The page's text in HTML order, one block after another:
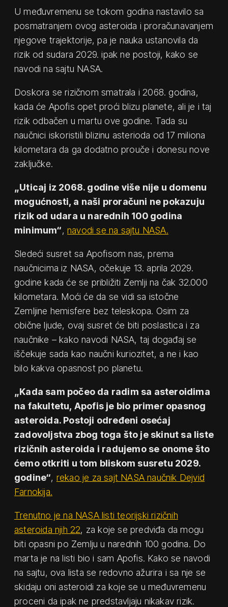
U međuvremenu se tokom godina nastavilo sa
posmatranjem ovog asteroida i proračunavanjem
njegove trajektorije, pa je nauka ustanovila da
rizik od sudara 2029. ipak ne postoji, kako se
navodi na sajtu NASA.
Doskora se rizičnom smatrala i 2068. godina,
kada će Apofis opet proći blizu planete, ali je i taj
rizik odbačen u martu ove godine. Tada su
naučnici iskoristili blizinu asterioda od 17 miliona
kilometara da ga dodatno prouče i donesu nove
zaključke.
„Uticaj iz 2068. godine više nije u domenu
mogućnosti, a naši proračuni ne pokazuju
rizik od udara u narednih 100 godina
minimum“,navodi se na sajtu NASA.
Sledeći susret sa Apofisom nas, prema
naučnicima iz NASA, očekuje 13. aprila 2029.
godine kada će se približiti Zemlji na čak 32.000
kilometara. Moći će da se vidi sa istočne
Zemljine hemisfere bez teleskopa. Osim za
obične ljude, ovaj susret će biti poslastica i za
naučnike – kako navodi NASA, taj događaj se
iščekuje sada kao naučni kuriozitet, a ne i kao
bilo kakva opasnost po planetu.
„Kada sam počeo da radim sa asteroidima
na fakultetu, Apofis je bio primer opasnog
asteroida. Postoji određeni osećaj
zadovoljstva zbog toga što je skinut sa liste
rizičnih asteroida i radujemo se onome što
ćemo otkriti u tom bliskom susretu 2029.
godine“, rekao je za sajt NASA naučnik Dejvid
Farnokija.
Trenutno je na NASA listi teorijski rizičnih
asteroida njih 22, za koje se predviđa da mogu
biti opasni po Zemlju u narednih 100 godina. Do
marta je na listi bio i sam Apofis. Kako se navodi
na sajtu, ova lista se redovno ažurira i sa nje se
skidaju oni asteroidi za koje se u međuvremenu
proceni da ipak ne predstavljaju nikakav rizik.